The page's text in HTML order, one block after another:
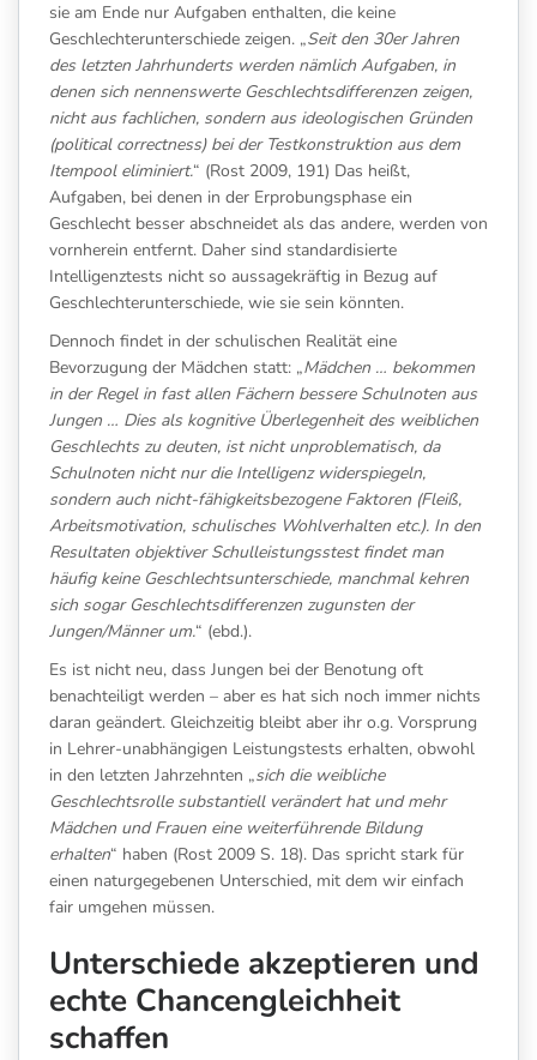
sie am Ende nur Aufgaben enthalten, die keine
Geschlechterunterschiede zeigen. „Seit den 30er Jahren
des letzten Jahrhunderts werden nämlich Aufgaben, in
denen sich nennenswerte Geschlechtsdifferenzen zeigen,
nicht aus fachlichen, sondern aus ideologischen Gründen
(political correctness) bei der Testkonstruktion aus dem
Itempool eliminiert.“ (Rost 2009, 191) Das heißt,
Aufgaben, bei denen in der Erprobungsphase ein
Geschlecht besser abschneidet als das andere, werden von
vornherein entfernt. Daher sind standardisierte
Intelligenztests nicht so aussagekräftig in Bezug auf
Geschlechterunterschiede, wie sie sein könnten.
Dennoch findet in der schulischen Realität eine
Bevorzugung der Mädchen statt: „Mädchen … bekommen
in der Regel in fast allen Fächern bessere Schulnoten aus
Jungen … Dies als kognitive Überlegenheit des weiblichen
Geschlechts zu deuten, ist nicht unproblematisch, da
Schulnoten nicht nur die Intelligenz widerspiegeln,
sondern auch nicht-fähigkeitsbezogene Faktoren (Fleiß,
Arbeitsmotivation, schulisches Wohlverhalten etc.). In den
Resultaten objektiver Schulleistungsstest findet man
häufig keine Geschlechtsunterschiede, manchmal kehren
sich sogar Geschlechtsdifferenzen zugunsten der
Jungen/Männer um.“ (ebd.).
Es ist nicht neu, dass Jungen bei der Benotung oft
benachteiligt werden – aber es hat sich noch immer nichts
daran geändert. Gleichzeitig bleibt aber ihr o.g. Vorsprung
in Lehrer-unabhängigen Leistungstests erhalten, obwohl
in den letzten Jahrzehnten „sich die weibliche
Geschlechtsrolle substantiell verändert hat und mehr
Mädchen und Frauen eine weiterführende Bildung
erhalten“ haben (Rost 2009 S. 18). Das spricht stark für
einen naturgegebenen Unterschied, mit dem wir einfach
fair umgehen müssen.
Unterschiede akzeptieren und
echte Chancengleichheit
schaffen